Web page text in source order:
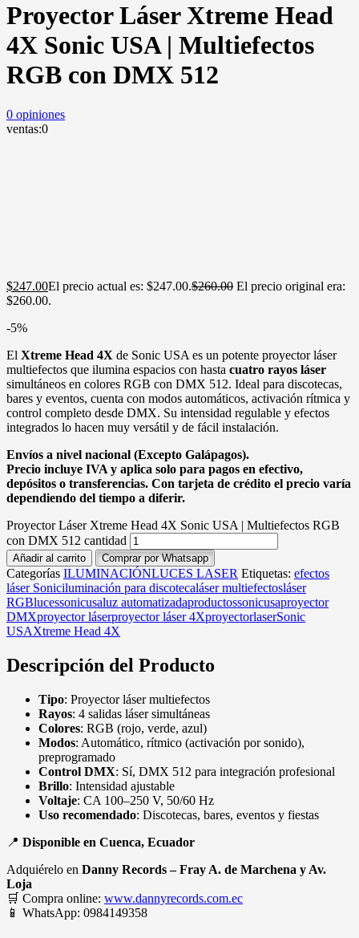
Proyector Láser Xtreme Head
4X Sonic USA | Multiefectos
RGB con DMX 512
0 opiniones
ventas:0
$247.00El precio actual es: $247.00.$260.00 El precio original era:
$260.00.
-5%
El Xtreme Head 4X de Sonic USA es un potente proyector láser
multiefectos que ilumina espacios con hasta cuatro rayos láser
simultáneos en colores RGB con DMX 512. Ideal para discotecas,
bares y eventos, cuenta con modos automáticos, activación rítmica y
control completo desde DMX. Su intensidad regulable y efectos
integrados lo hacen muy versátil y de fácil instalación.
Envíos a nivel nacional (Excepto Galápagos).
Precio incluye IVA y aplica solo para pagos en efectivo,
depósitos o transferencias. Con tarjeta de crédito el precio varía
dependiendo del tiempo a diferir.
Proyector Láser Xtreme Head 4X Sonic USA | Multiefectos RGB
con DMX 512 cantidad
Añadir al carrito Comprar por Whatsapp
Categorías ILUMINACIÓNLUCES LASER Etiquetas: efectos
láser Soniciluminación para discotecaláser multiefectosláser
RGBlucessonicusaluz automatizadaproductossonicusaproyector
DMXproyector láserproyector láser 4XproyectorlaserSonic
USAXtreme Head 4X
Descripción del Producto
Tipo: Proyector láser multiefectos
Rayos: 4 salidas láser simultáneas
Colores: RGB (rojo, verde, azul)
Modos: Automático, rítmico (activación por sonido),
preprogramado
Control DMX: Sí, DMX 512 para integración profesional
Brillo: Intensidad ajustable
Voltaje: CA 100–250 V, 50/60 Hz
Uso recomendado: Discotecas, bares, eventos y fiestas
📍 Disponible en Cuenca, Ecuador
Adquiérelo en Danny Records – Fray A. de Marchena y Av.
Loja
🛒 Compra online: www.dannyrecords.com.ec
📱 WhatsApp: 0984149358